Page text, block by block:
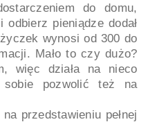
do domu,
pieniądze dodał
wynosi od 300 do
Mało to czy dużo?
więc działa na nieco
pozwolić też na
przedstawieniu pełnej